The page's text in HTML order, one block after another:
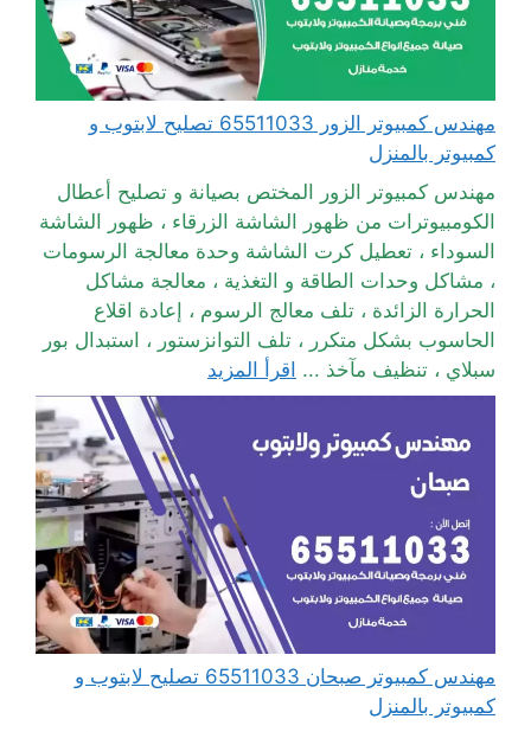
مهندس كمبيوتر الزور 65511033 تصليح لابتوب و
كمبيوتر بالمنزل
مهندس كمبيوتر الزور المختص بصيانة و تصليح أعطال
الكومبيوترات من ظهور الشاشة الزرقاء ، ظهور الشاشة
السوداء ، تعطيل كرت الشاشة وحدة معالجة الرسومات
، مشاكل وحدات الطاقة و التغذية ، معالجة مشاكل
الحرارة الزائدة ، تلف معالج الرسوم ، إعادة اقلاع
الحاسوب بشكل متكرر ، تلف التوانزستور ، استبدال بور
سبلاي ، تنظيف مآخذ ... اقرأ المزيد
مهندس كمبيوتر صبحان 65511033 تصليح لابتوب و
كمبيوتر بالمنزل